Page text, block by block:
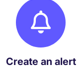
Create an alert